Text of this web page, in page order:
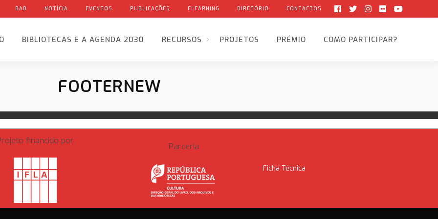
BAD NOTÍCIA EVENTOS PUBLICAÇÕES ELEARNING DIRETÓRIO CONTACTOS
BIBLIOTECAS E A AGENDA 2030 RECURSOS PROJETOS PRÉMIO COMO PARTICIPAR?
FOOTERNEW
financido por Parceria
Ficha Técnica